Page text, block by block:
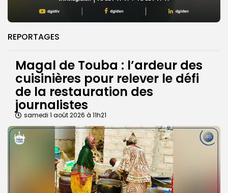
REPORTAGES
Magal de Touba : l’ardeur des
cuisinières pour relever le défi
de la restauration des
journalistes
samedi 1 août 2026 à 11h21